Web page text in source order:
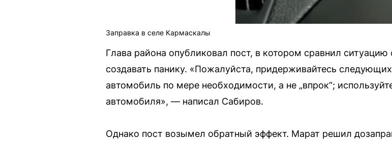
Заправка в селе Кармаскалы
Глава района опубликовал пост, в котором сравнил
создавать панику. «Пожалуйста, придерживайтесь
автомобиль по мере необходимости, а не „впрок“;
автомобиля», — написал Сабиров.
Однако пост возымел обратный эффект. Марат решил